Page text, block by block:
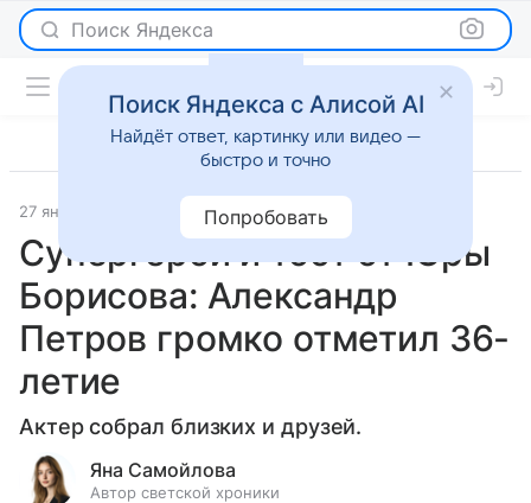
Поиск Яндекса
27 января 2025 Светская жизнь
Супергерои и тост от Юры
Борисова: Александр
Петров громко отметил 36-
летие
Актер собрал близких и друзей.
Яна Самойлова
Автор светской хроники
Поиск Яндекса с Алисой AI
Найдёт ответ, картинку или видео —
быстро и точно
Попробовать